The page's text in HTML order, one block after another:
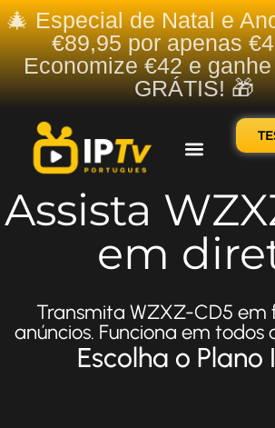
🎄 Especial de Natal e
€89,95 por apenas
Economize €42 e
GRÁTIS! 🎁
Assista
em
Transmita WZXZ-CD5 em
anúncios. Funciona em todos
Escolha o Plano